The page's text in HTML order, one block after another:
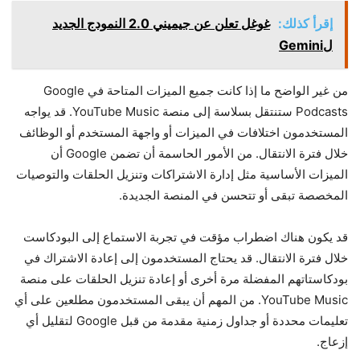
إقرأ كذلك:
غوغل تعلن عن جيميني 2.0 النمودج الجديد
لGemini
من غير الواضح ما إذا كانت جميع الميزات المتاحة في Google
Podcasts ستنتقل بسلاسة إلى منصة YouTube Music. قد يواجه
المستخدمون اختلافات في الميزات أو واجهة المستخدم أو الوظائف
خلال فترة الانتقال. من الأمور الحاسمة أن تضمن Google أن
الميزات الأساسية مثل إدارة الاشتراكات وتنزيل الحلقات والتوصيات
المخصصة تبقى أو تتحسن في المنصة الجديدة.
قد يكون هناك اضطراب مؤقت في تجربة الاستماع إلى البودكاست
خلال فترة الانتقال. قد يحتاج المستخدمون إلى إعادة الاشتراك في
بودكاستاتهم المفضلة مرة أخرى أو إعادة تنزيل الحلقات على منصة
YouTube Music. من المهم أن يبقى المستخدمون مطلعين على أي
تعليمات محددة أو جداول زمنية مقدمة من قبل Google لتقليل أي
إزعاج.